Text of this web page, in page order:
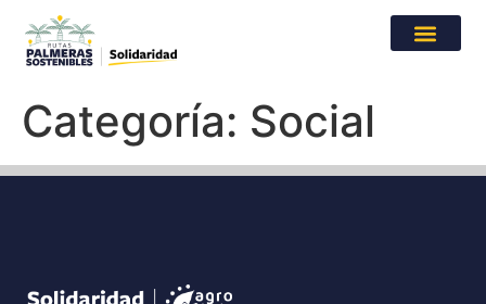
Categoría: Social